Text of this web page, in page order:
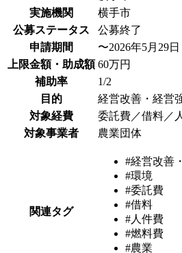
実施機関
横手市
公募ステータス
公募終了
申請期間
〜2026年5月29日
上限金額・助成額 60万円
補助率
1/2
目的
経営改善・経営
対象経費
委託費／借料／
対象事業者
農業団体
関連タグ
#経営改善
#環境
#委託費
#借料
#人件費
#燃料費
#農業